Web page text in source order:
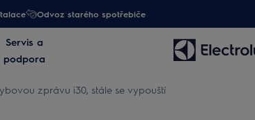
Odvoz starého spotřebiče
Servis a
podpora
zprávu i30, stále se vypouští